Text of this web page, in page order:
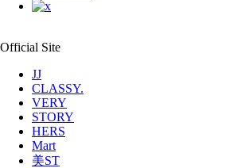
Official Site
JJ
CLASSY.
VERY
STORY
HERS
Mart
美ST